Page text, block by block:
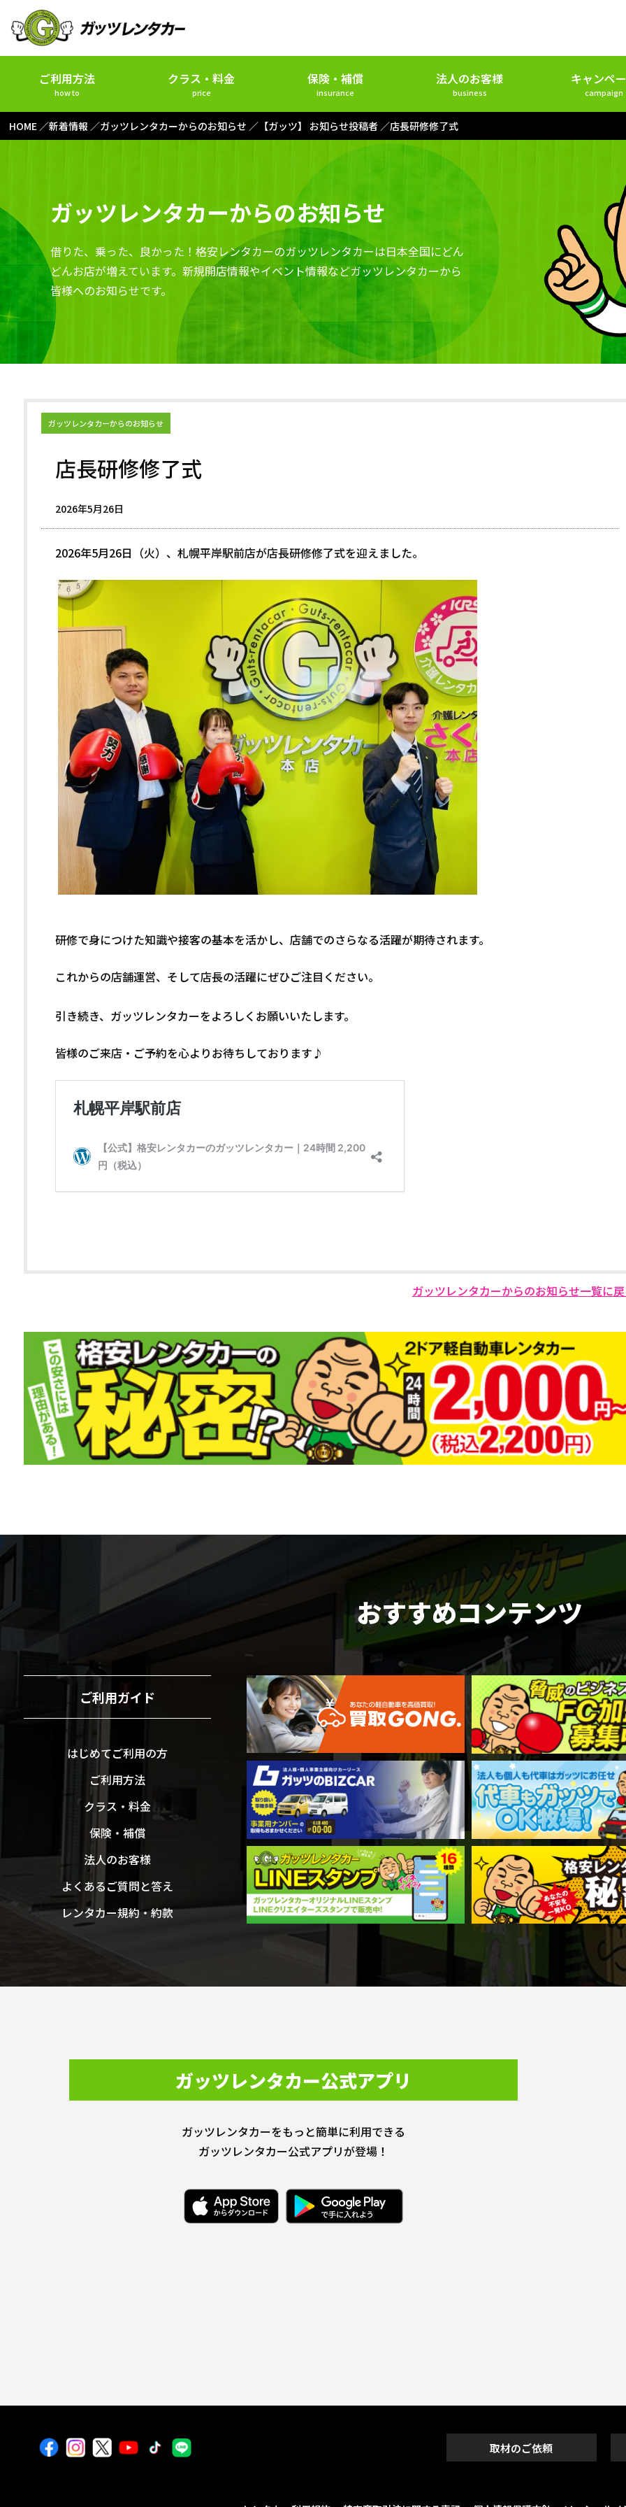
ご利用方法
how to
クラス・料金
price
保険・補償
insurance
法人のお客様
business
キャンペ
campaign
HOME 新着情報 ガッツレンタカーからのお知らせ 【ガッツ】 お知らせ投稿者 店長研修修了式
ガッツレンタカーからのお知らせ
借りた、乗った、良かった！格安レンタカーのガッツレンタカーは日本全国にどん
どんお店が増えています。新規開店情報やイベント情報などガッツレンタカーから
皆様へのお知らせです。
ガッツレンタカーからのお知らせ
店長研修修了式
2026年5月26日
2026年5月26日（火）、札幌平岸駅前店が店長研修修了式を迎えました。
研修で身につけた知識や接客の基本を活かし、店舗でのさらなる活躍が期待されます。
これからの店舗運営、そして店長の活躍にぜひご注目ください。
引き続き、ガッツレンタカーをよろしくお願いいたします。
皆様のご来店・ご予約を心よりお待ちしております♪
ガッツレンタカーからのお知らせ一覧に
おすすめコンテンツ
ご利用ガイド
はじめてご利用の方
ご利用方法
クラス・料金
保険・補償
法人のお客様
よくあるご質問と答え
レンタカー規約・約款
ガッツレンタカー公式アプリ
ガッツレンタカーをもっと簡単に利用できる
ガッツレンタカー公式アプリが登場！
取材のご依頼